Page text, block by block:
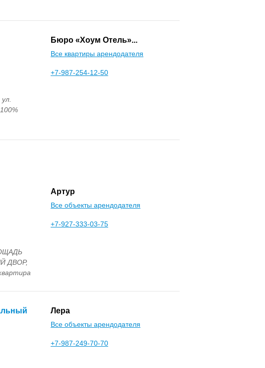
Бюро «Хоум Отель»...
Все квартиры арендодателя
+7-987-254-12-50
ДВОР,
Артур
Все объекты арендодателя
+7-927-333-03-75
Лера
Все объекты арендодателя
+7-987-249-70-70